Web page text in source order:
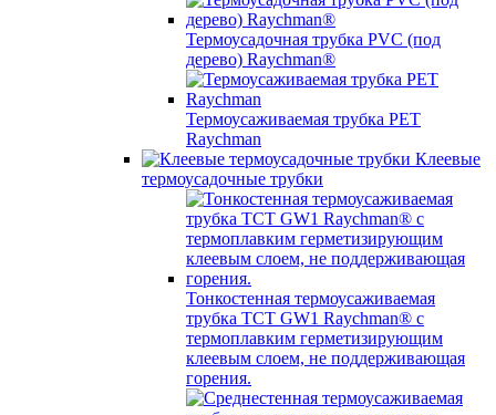
Термоусадочная трубка PVC (под
дерево) Raychman®
Термоусаживаемая трубка PET
Raychman
Клеевые
термоусадочные трубки
Тонкостенная термоусаживаемая
трубка TCT GW1 Raychman® с
термоплавким герметизирующим
клеевым слоем, не поддерживающая
горения.